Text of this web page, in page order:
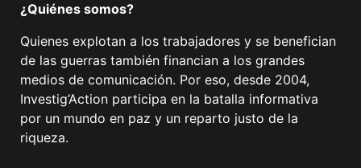
¿Quiénes somos?
Quienes explotan a los trabajadores y se benefician
de las guerras también financian a los grandes
medios de comunicación. Por eso, desde 2004,
Investig’Action participa en la batalla informativa
por un mundo en paz y un reparto justo de la
riqueza.